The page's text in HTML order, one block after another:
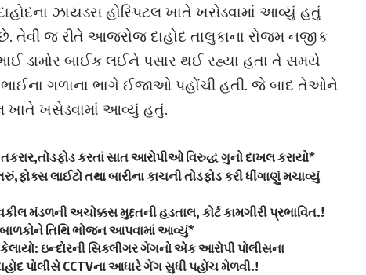
ઝાયડસ હોસ્પિટલ ખાતે ખસેડવામાં આવ્યું હતું
તેવી જ રીતે આજરોજ દાહોદ તાલુકાના રોજમ નજીક
ડામોર બાઈક લઈને પસાર થઈ રહ્યા હતા તે સમયે
ભાઈના ગળાના ભાગે ઈજાઓ પહોંચી હતી. જે બાદ તેઓને
ખાતે ખસેડવામાં આવ્યું હતું.
કરતાં સાત આરોપીઓ વિરુદ્ધ ગુનો દાખલ કરાયો*
લાઈટો તથા બારીના કાચની તોડફોડ કરી ધીંગાણું મચાવ્યું
મંડળની અચોક્કસ મુદ્દતની હડતાલ, કોર્ટ કામગીરી પ્રભાવિત.!
બાળકોને તિથિ ભોજન આપવામાં આવ્યું*
ઉકેલાયો: ઇન્દોરની સિક્લીગર ગેંગનો એક આરોપી પોલીસના
પોલીસે CCTVના આધારે ગેંગ સુધી પહોંચ મેળવી.!